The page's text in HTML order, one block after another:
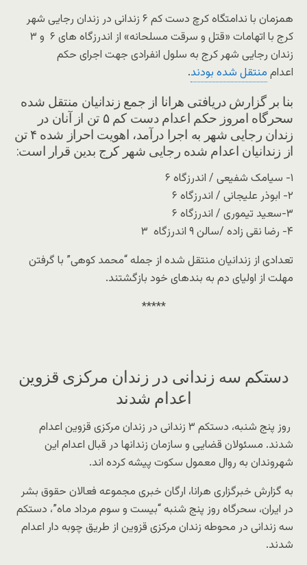
همزمان با ندامتگاه کرچ دست کم ۶ زندانی در زندان رجایی شهر
کرج با اتهامات «قتل و سرقت مسلحانه» از اندرزگاه های ۶ و ۳
زندان رجایی شهر کرج به سلول انفرادی جهت اجرای حکم
اعدام منتقل شده بودند.
بنا بر گزارش دریافتی هرانا از جمع زندانیان منتقل شده
سحرگاه امروز حکم اعدام دست کم ۵ تن از آنان در
زندان رجایی شهر به اجرا درآمد، اهویت احراز شده ۴ تن
از زندانیان اعدام شده رجایی شهر کرج بدین قرار است:
۱- سیامک شفیعی / اندرزگاه ۶
۲- ابوذر علیجانی / اندرزگاه ۶
۳-سعید تیموری / اندرزگاه ۶
۴- رضا نقی زاده /سالن ۹ اندرزگاه ۳
تعدادی از زندانیان منتقل شده از جمله “محمد کوهی” با گرفتن
مهلت از اولیای دم به بندهای خود بازگشتند.
*****
دستکم سه زندانی در زندان مرکزی قزوین
اعدام شدند
روز پنج شنبه، دستکم ۳ زندانی در زندان مرکزی قزوین اعدام
شدند. مسئولان قضایی و سازمان زندانها در قبال اعدام این
شهروندان به روال معمول سکوت پیشه کرده اند.
به گزارش خبرگزاری هرانا، ارگان خبری مجموعه فعالان حقوق بشر
در ایران، سحرگاه روز پنج شنبه “بیست و سوم مرداد ماه”، دستکم
سه زندانی در محوطه زندان مرکزی قزوین از طریق چوبه دار اعدام
شدند.